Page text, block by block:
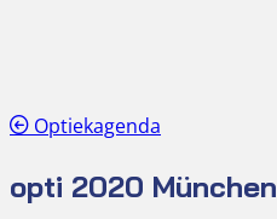
Optiekagenda
opti 2020 München